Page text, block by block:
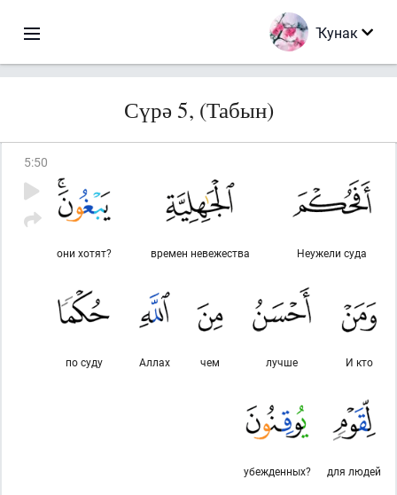
Ҡунак
Сүрә 5, (Табын)
5:50
Неужели суда
времен невежества
они хотят?
И кто
лучше
чем
Аллах
по суду
для людей
убежденных?